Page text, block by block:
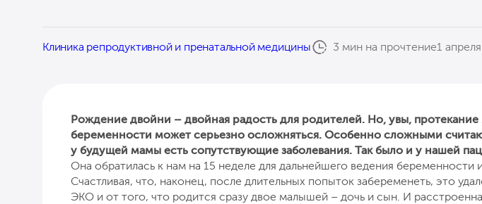
Клиника репродуктивной и пренатальной медицины 3 мин на прочтение1
Рождение двойни – двойная радость для родителей. Но, увы,
беременности может серьезно осложняться. Особенно сложными
у будущей мамы есть сопутствующие заболевания. Так было и у нашей
Она обратилась к нам на 15 неделе для дальнейшего ведения беременности
Счастливая, что, наконец, после длительных попыток забеременеть, это
ЭКО и от того, что родится сразу двое малышей – дочь и сын. И